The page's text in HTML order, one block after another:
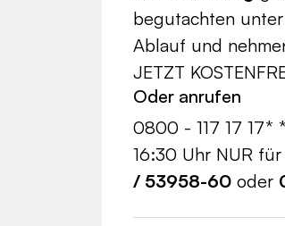
begutachten
Ablauf und
JETZT
Oder anrufen
0800 - 117 17 17*
16:30 Uhr NUR
/ 53958-60 oder